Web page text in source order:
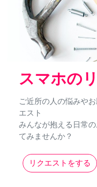
スマホの
ご近所の人の悩みや
エスト
みんなが抱える日常
てみませんか？
リクエストをする